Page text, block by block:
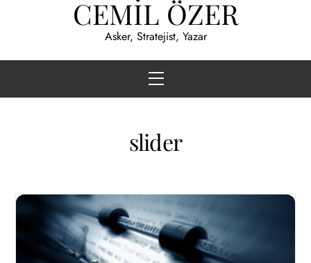
CEMİL ÖZER
Asker, Stratejist, Yazar
Menu
slider